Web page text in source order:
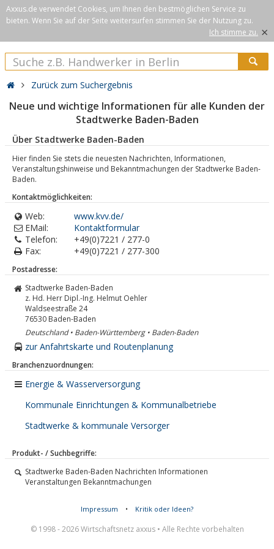
Axxus.de verwendet Cookies, um Ihnen den bestmöglichen Service zu
bieten. Wenn Sie auf der Seite weitersurfen stimmen Sie der Nutzung zu.
Ich stimme zu. ×
Zurück zum Suchergebnis
Neue und wichtige Informationen für alle Kunden der
Stadtwerke Baden-Baden
Über Stadtwerke Baden-Baden
Hier finden Sie stets die neuesten Nachrichten, Informationen,
Veranstaltungshinweise und Bekanntmachungen der Stadtwerke Baden-
Baden.
Kontaktmöglichkeiten:
Web:
www.kvv.de/
EMail:
Kontaktformular
Telefon:
+49(0)7221 / 277-0
Fax:
+49(0)7221 / 277-300
Postadresse:
Stadtwerke Baden-Baden
z. Hd. Herr Dipl.-Ing. Helmut Oehler
Waldseestraße 24
76530 Baden-Baden
Deutschland • Baden-Württemberg • Baden-Baden
zur Anfahrtskarte und Routenplanung
Branchenzuordnungen:
Energie & Wasserversorgung
Kommunale Einrichtungen & Kommunalbetriebe
Stadtwerke & kommunale Versorger
Produkt- / Suchbegriffe:
Stadtwerke Baden-Baden Nachrichten Informationen
Veranstaltungen Bekanntmachungen
Impressum • Kritik oder Ideen?
© 1998 - 2026 Wirtschaftsnetz axxus • Alle Rechte vorbehalten